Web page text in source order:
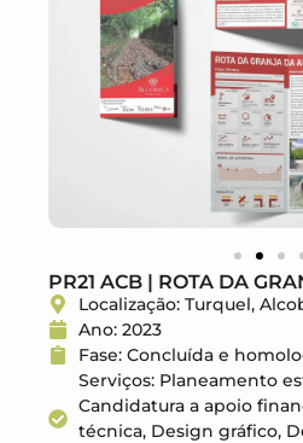
PR21 ACB | ROTA DA
Localização: Turquel,
Ano: 2023
Fase: Concluída e
Serviços: Planeamento
Candidatura a apoio
técnica, Design gráfico,